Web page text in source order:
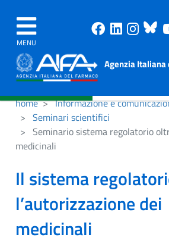
MENU
Facebook
Agenzia
home
Informazione e
Seminari scientifici
Seminario sistema regolatorio
medicinali
Il sistema
l’autorizzazione dei
medicinali